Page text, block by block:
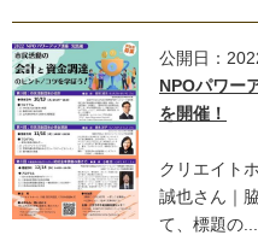
公開日：
NPOパワー
を開催！
クリエイ
誠也さん｜
て、標題の...